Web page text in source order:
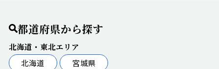
都道府県から探す
北海道・東北エリア
北海道
宮城県